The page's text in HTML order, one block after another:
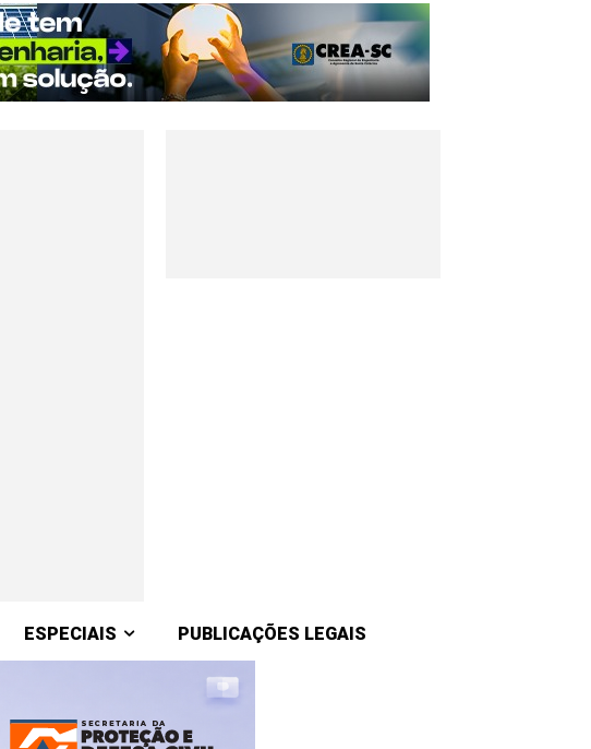
ESPECIAIS PUBLICAÇÕES LEGAIS